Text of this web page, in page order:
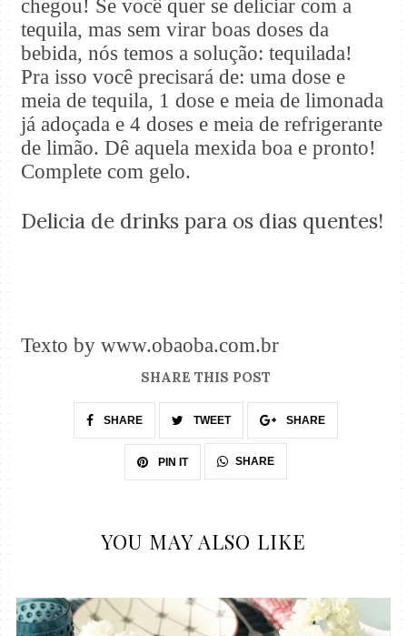
chegou! Se você quer se deliciar com a
tequila, mas sem virar boas doses da
bebida, nós temos a solução: tequilada!
Pra isso você precisará de: uma dose e
meia de tequila, 1 dose e meia de limonada
já adoçada e 4 doses e meia de refrigerante
de limão. Dê aquela mexida boa e pronto!
Complete com gelo.
Delicia de drinks para os dias quentes!
Texto by www.obaoba.com.br
SHARE THIS POST
SHARE TWEET SHARE
PIN IT SHARE
YOU MAY ALSO LIKE